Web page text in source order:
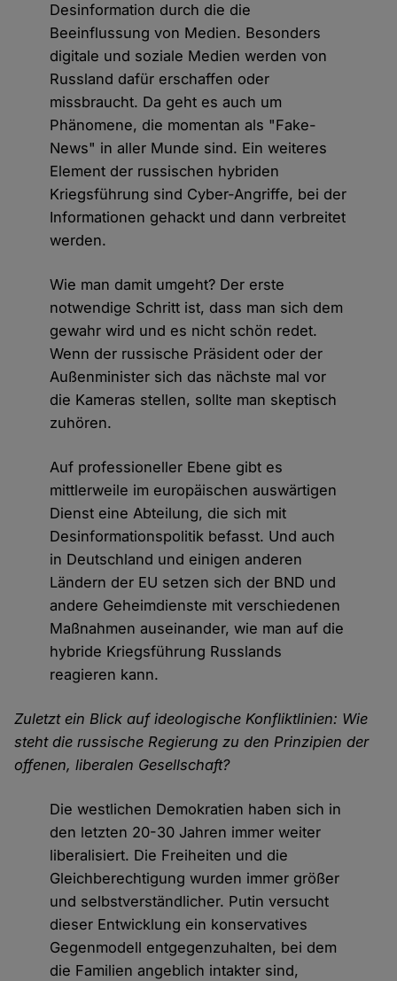
Desinformation durch die die
Beeinflussung von Medien. Besonders
digitale und soziale Medien werden von
Russland dafür erschaffen oder
missbraucht. Da geht es auch um
Phänomene, die momentan als "Fake-
News" in aller Munde sind. Ein weiteres
Element der russischen hybriden
Kriegsführung sind Cyber-Angriffe, bei der
Informationen gehackt und dann verbreitet
werden.
Wie man damit umgeht? Der erste
notwendige Schritt ist, dass man sich dem
gewahr wird und es nicht schön redet.
Wenn der russische Präsident oder der
Außenminister sich das nächste mal vor
die Kameras stellen, sollte man skeptisch
zuhören.
Auf professioneller Ebene gibt es
mittlerweile im europäischen auswärtigen
Dienst eine Abteilung, die sich mit
Desinformationspolitik befasst. Und auch
in Deutschland und einigen anderen
Ländern der EU setzen sich der BND und
andere Geheimdienste mit verschiedenen
Maßnahmen auseinander, wie man auf die
hybride Kriegsführung Russlands
reagieren kann.
Zuletzt ein Blick auf ideologische Konfliktlinien: Wie
steht die russische Regierung zu den Prinzipien der
offenen, liberalen Gesellschaft?
Die westlichen Demokratien haben sich in
den letzten 20-30 Jahren immer weiter
liberalisiert. Die Freiheiten und die
Gleichberechtigung wurden immer größer
und selbstverständlicher. Putin versucht
dieser Entwicklung ein konservatives
Gegenmodell entgegenzuhalten, bei dem
die Familien angeblich intakter sind,